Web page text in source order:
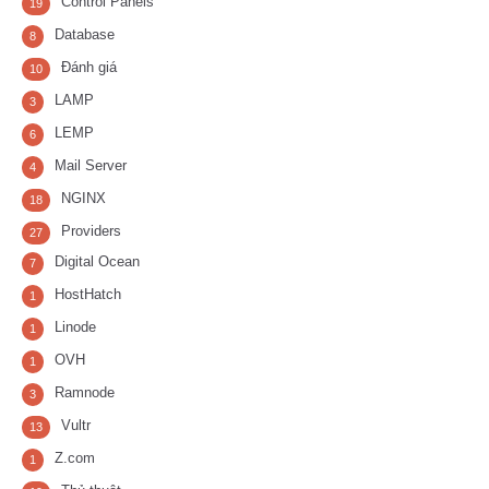
19
Database
8
Đánh giá
10
LAMP
3
LEMP
6
Mail Server
4
NGINX
18
Providers
27
Digital Ocean
7
HostHatch
1
Linode
1
OVH
1
Ramnode
3
Vultr
13
Z.com
1